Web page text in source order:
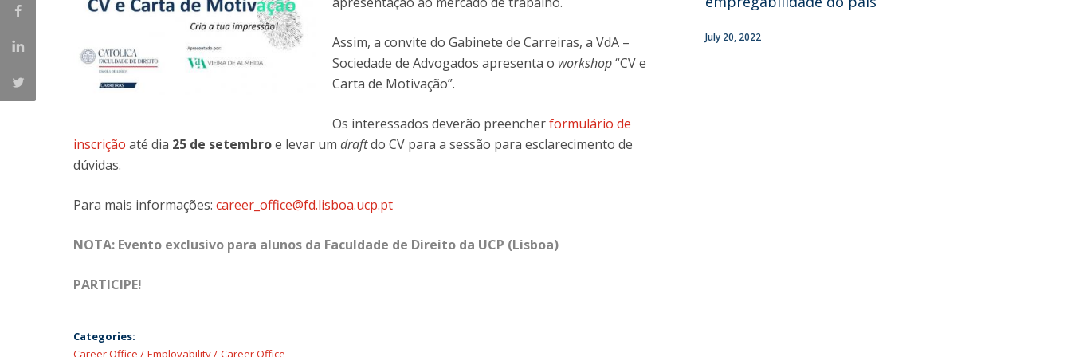
Master of Laws | Litigation
Master of Transnational Law
Assim, a convite do Gabinete de Carreiras, a VdA –
Sociedade de Advogados apresenta o workshop“CV e
Carta de Motivação”.
Os interessados deverão preencherformulário de
inscrição até dia 25 de setembroe levar um draftdo CV para a sessão para esclarecimento de
dúvidas.
Para mais informações: career_office@fd.lisboa.ucp.pt
NOTA: Evento exclusivo para alunos da Faculdade de Direito da UCP (Lisboa)
PARTICIPE!
Categories:
Career Office
Employability Career Office
July 20, 2022